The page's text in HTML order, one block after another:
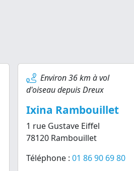
Environ 36 km à vol
d'oiseau depuis Dreux
Ixina Rambouillet
1 rue Gustave Eiffel
78120 Rambouillet
Téléphone :01 86 90 69 80